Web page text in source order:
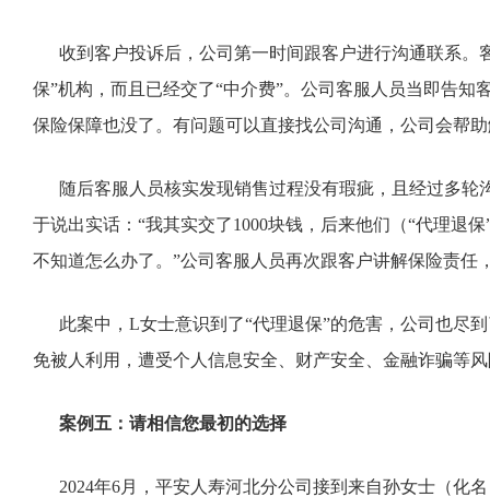
收到客户投诉后，公司第一时间跟客户进行沟通联系。
保”机构，而且已经交了“中介费”。公司客服人员当即告
保险保障也没了。有问题可以直接找公司沟通，公司会帮
随后客服人员核实发现销售过程没有瑕疵，且经过多轮
于说出实话：“我其实交了1000块钱，后来他们（“代理退
不知道怎么办了。”公司客服人员再次跟客户讲解保险责
此案中，L女士意识到了“代理退保”的危害，公司也尽到
免被人利用，遭受个人信息安全、财产安全、金融诈骗等
案例五：请相信您最初的选择
2024年6月，平安人寿河北分公司接到来自孙女士（化